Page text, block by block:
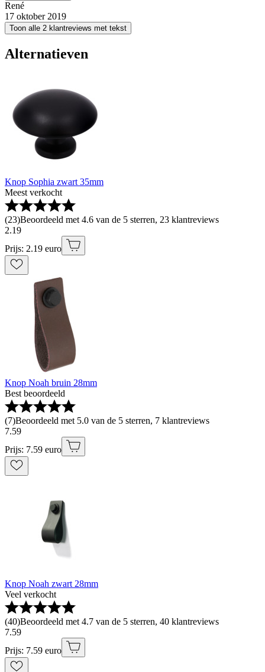
René
17 oktober 2019
Toon alle 2 klantreviews met tekst
Alternatieven
Knop Sophia zwart 35mm
Meest verkocht
(23)Beoordeeld met 4.6 van de 5 sterren, 23 klantreviews
2.19
Prijs: 2.19 euro
Knop Noah bruin 28mm
Best beoordeeld
(7)Beoordeeld met 5.0 van de 5 sterren, 7 klantreviews
7.59
Prijs: 7.59 euro
Knop Noah zwart 28mm
Veel verkocht
(40)Beoordeeld met 4.7 van de 5 sterren, 40 klantreviews
7.59
Prijs: 7.59 euro